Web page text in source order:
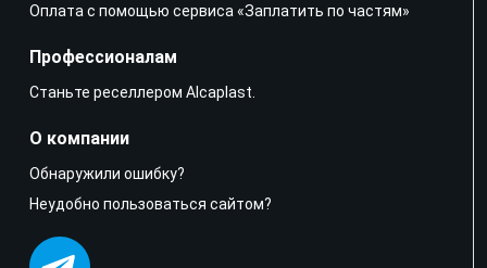
Оплата с помощью сервиса «Заплатить по частям»
Профессионалам
Станьте реселлером Alcaplast.
О компании
Обнаружили ошибку?
Неудобно пользоваться сайтом?